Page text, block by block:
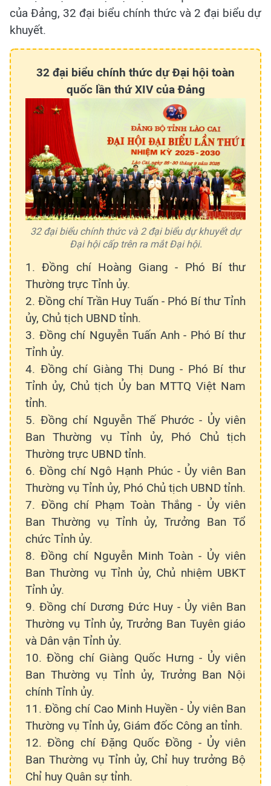
của Đảng, 32 đại biểu chính thức và 2 đại biểu dự
khuyết.
32 đại biểu chính thức dự Đại hội toàn
quốc lần thứ XIV của Đảng
32 đại biểu chính thức và 2 đại biểu dự khuyết dự
Đại hội cấp trên ra mắt Đại hội.
1. Đồng chí Hoàng Giang - Phó Bí thư
Thường trực Tỉnh ủy.
2. Đồng chí Trần Huy Tuấn - Phó Bí thư Tỉnh
ủy, Chủ tịch UBND tỉnh.
3. Đồng chí Nguyễn Tuấn Anh - Phó Bí thư
Tỉnh ủy.
4. Đồng chí Giàng Thị Dung - Phó Bí thư
Tỉnh ủy, Chủ tịch Ủy ban MTTQ Việt Nam
tỉnh.
5. Đồng chí Nguyễn Thế Phước - Ủy viên
Ban Thường vụ Tỉnh ủy, Phó Chủ tịch
Thường trực UBND tỉnh.
6. Đồng chí Ngô Hạnh Phúc - Ủy viên Ban
Thường vụ Tỉnh ủy, Phó Chủ tịch UBND tỉnh.
7. Đồng chí Phạm Toàn Thắng - Ủy viên
Ban Thường vụ Tỉnh ủy, Trưởng Ban Tổ
chức Tỉnh ủy.
8. Đồng chí Nguyễn Minh Toàn - Ủy viên
Ban Thường vụ Tỉnh ủy, Chủ nhiệm UBKT
Tỉnh ủy.
9. Đồng chí Dương Đức Huy - Ủy viên Ban
Thường vụ Tỉnh ủy, Trưởng Ban Tuyên giáo
và Dân vận Tỉnh ủy.
10. Đồng chí Giàng Quốc Hưng - Ủy viên
Ban Thường vụ Tỉnh ủy, Trưởng Ban Nội
chính Tỉnh ủy.
11. Đồng chí Cao Minh Huyền - Ủy viên Ban
Thường vụ Tỉnh ủy, Giám đốc Công an tỉnh.
12. Đồng chí Đặng Quốc Đồng - Ủy viên
Ban Thường vụ Tỉnh ủy, Chỉ huy trưởng Bộ
Chỉ huy Quân sự tỉnh.